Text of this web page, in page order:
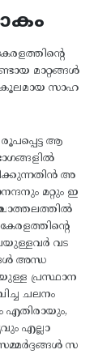
മാറ്റങ്ങൾ
സാഹ
ആ
അ
മറ്റും ഇ
വട
അന്ധ
പ്രസ്ഥാന
ചലനം
എതിരായും,
എല്ലാ
സ